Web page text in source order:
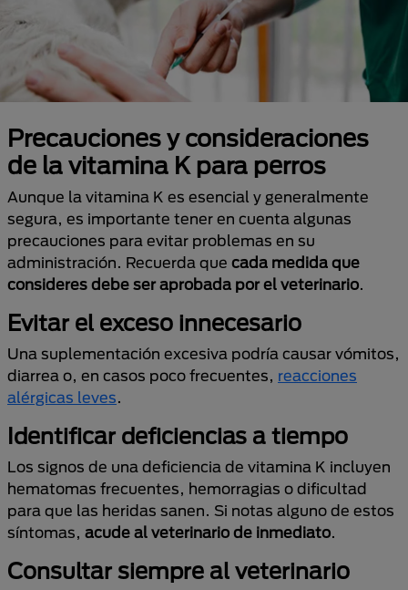
Precauciones y consideraciones
de la vitamina K para perros
Aunque la vitamina K es esencial y generalmente
segura, es importante tener en cuenta algunas
precauciones para evitar problemas en su
administración. Recuerda que cada medida que
consideres debe ser aprobada por el veterinario.
Evitar el exceso innecesario
Una suplementación excesiva podría causar vómitos,
diarrea o, en casos poco frecuentes, reacciones
alérgicas leves.
Identificar deficiencias a tiempo
Los signos de una deficiencia de vitamina K incluyen
hematomas frecuentes, hemorragias o dificultad
para que las heridas sanen. Si notas alguno de estos
síntomas, acude al veterinario de inmediato.
Consultar siempre al veterinario